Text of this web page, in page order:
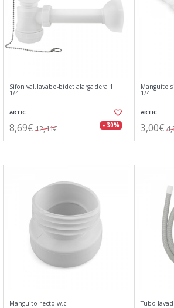
Sifon val.lavabo-bidet alargadera 1
1/4
ARTIC
8,69€ 12,41€ - 30%
Manguito
1/4
ARTIC
3,00€
Manguito recto w.c. Tubo